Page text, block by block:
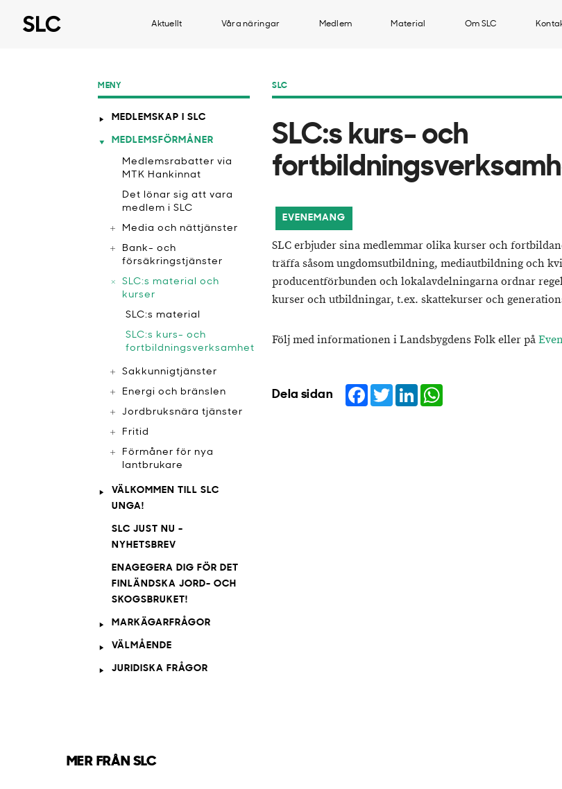
Aktuellt Våra näringar Medlem Material Om SLC
SLC
SLC:s kurs- och
EVENEMANG
SLC erbjuder sina medlemmar olika kurser och
träffa såsom ungdomsutbildning, mediautbildning och
producentförbunden och lokalavdelningarna ordnar
kurser och utbildningar, t.ex. skattekurser och
Följ med informationen i Landsbygdens Folk eller på
Dela sidan Facebook
TwitterLinkedIn
MENY
MEDLEMSKAP I SLC
MEDLEMSFÖRMÅNER
Medlemsrabatter via
MTK Hankinnat
​Det lönar sig att vara
medlem i SLC
Media och nättjänster
Bank- och
försäkringstjänster
SLC:s material och
kurser
SLC:s material
SLC:s kurs- och
fortbildningsverksamhet
Sakkunnigtjänster
Energi och bränslen
Jordbruksnära tjänster
Fritid
Förmåner för nya
lantbrukare
VÄLKOMMEN TILL SLC
UNGA!
SLC JUST NU -
NYHETSBREV
ENAGEGERA DIG FÖR DET
FINLÄNDSKA JORD- OCH
SKOGSBRUKET!
MARKÄGARFRÅGOR
VÄLMÅENDE
JURIDISKA FRÅGOR
MER FRÅN SLC